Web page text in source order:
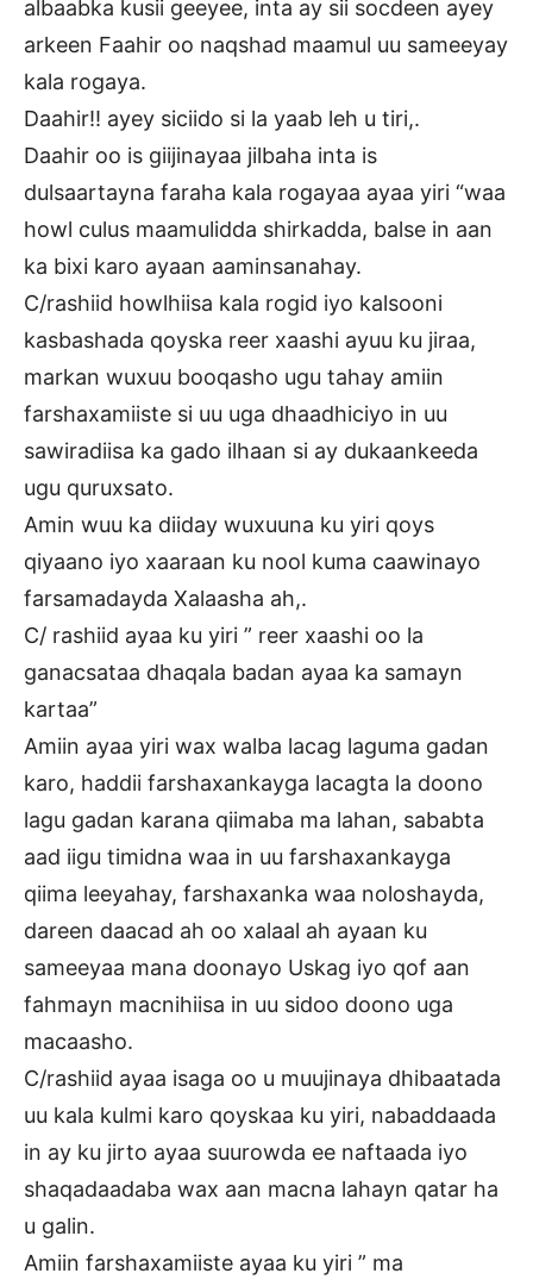
albaabka kusii geeyee, inta ay sii socdeen ayey
arkeen Faahir oo naqshad maamul uu sameeyay
kala rogaya.
Daahir!! ayey siciido si la yaab leh u tiri,.
Daahir oo is giijinayaa jilbaha inta is
dulsaartayna faraha kala rogayaa ayaa yiri “waa
howl culus maamulidda shirkadda, balse in aan
ka bixi karo ayaan aaminsanahay.
C/rashiid howlhiisa kala rogid iyo kalsooni
kasbashada qoyska reer xaashi ayuu ku jiraa,
markan wuxuu booqasho ugu tahay amiin
farshaxamiiste si uu uga dhaadhiciyo in uu
sawiradiisa ka gado ilhaan si ay dukaankeeda
ugu quruxsato.
Amin wuu ka diiday wuxuuna ku yiri qoys
qiyaano iyo xaaraan ku nool kuma caawinayo
farsamadayda Xalaasha ah,.
C/ rashiid ayaa ku yiri ” reer xaashi oo la
ganacsataa dhaqala badan ayaa ka samayn
kartaa”
Amiin ayaa yiri wax walba lacag laguma gadan
karo, haddii farshaxankayga lacagta la doono
lagu gadan karana qiimaba ma lahan, sababta
aad iigu timidna waa in uu farshaxankayga
qiima leeyahay, farshaxanka waa noloshayda,
dareen daacad ah oo xalaal ah ayaan ku
sameeyaa mana doonayo Uskag iyo qof aan
fahmayn macnihiisa in uu sidoo doono uga
macaasho.
C/rashiid ayaa isaga oo u muujinaya dhibaatada
uu kala kulmi karo qoyskaa ku yiri, nabaddaada
in ay ku jirto ayaa suurowda ee naftaada iyo
shaqadaadaba wax aan macna lahayn qatar ha
u galin.
Amiin farshaxamiiste ayaa ku yiri ” ma